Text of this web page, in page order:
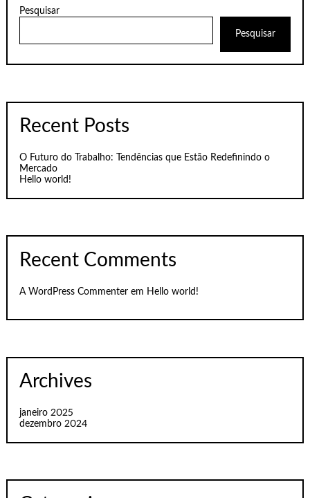
Pesquisar
Pesquisar
Recent Posts
O Futuro do Trabalho: Tendências que Estão Redefinindo o
Mercado
Hello world!
Recent Comments
A WordPress Commenter em Hello world!
Archives
janeiro 2025
dezembro 2024